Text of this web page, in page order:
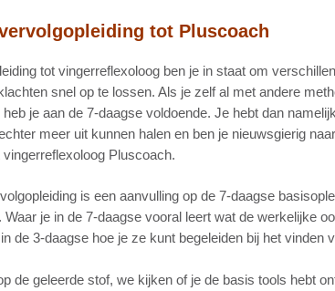
tot Pluscoach
tot vingerreflexoloog ben je in staat om
snel op te lossen. Als je zelf al met andere
je aan de 7-daagse voldoende. Je hebt dan
meer uit kunnen halen en ben je nieuwsgierig
Pluscoach.
is een aanvulling op de 7-daagse
Waar je in de 7-daagse vooral leert wat de werkelijke
de 3-daagse hoe je ze kunt begeleiden bij het vinden
de geleerde stof, we kijken of je de basis tools hebt